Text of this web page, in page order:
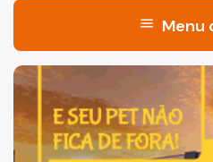
menu Menu
Apresentação
Terminologia-Desastres
Cuidados Importantes
Imagem de um cachorro